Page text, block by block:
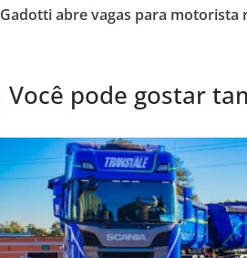
Gadotti abre vagas para motorista
Você pode gostar